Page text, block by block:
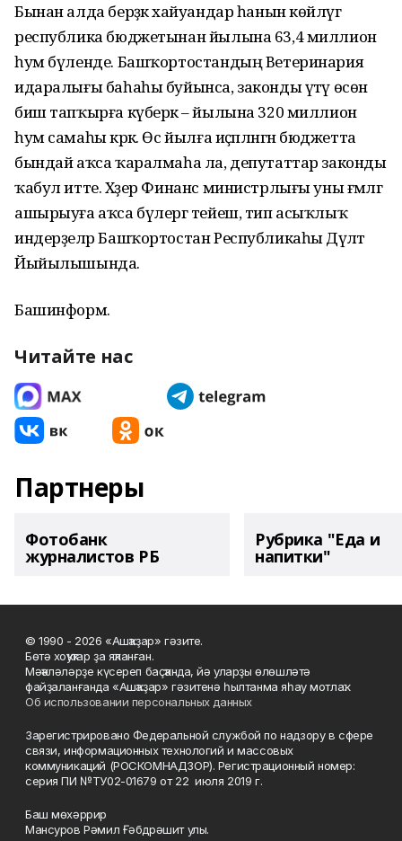
Бынан алда берәҙәк хайуандар һанын көйләүгә
республика бюджетынан йылына 63,4 миллион
һум бүленде. Башҡортостандың Ветеринария
идаралығы баһаһы буйынса, законды үтәү өсөн
биш тапҡырға күберәк – йылына 320 миллион
һум самаһы кәрәк. Өс йылға иҫәпләнгән бюджетта
бындай аҡса ҡаралмаһа ла, депутаттар законды
ҡабул итте. Хәҙер Финанс министрлығы уны ғәмәлгә
ашырыуға аҡса бүлергә тейеш, тип асыҡлыҡ
индерҙеләр Башҡортостан Республикаһы Дәүләт
Йыйылышында.
Башинформ.
Читайте нас
Партнеры
Фотобанк
журналистов РБ
Рубрика "Еда и
напитки"
© 1990 - 2026 «Ашҡаҙар» гәзите.
Бөтә хоҡуҡтар ҙа яҡланған.
Мәҡәләләрҙе күсереп баҫҡанда, йә уларҙы өлөшләтә
файҙаланғанда «Ашҡаҙар» гәзитенә һылтанма яһау мотлаҡ.
Об использовании персональных данных
Зарегистрировано Федеральной службой по надзору в сфере
связи, информационных технологий и массовых
коммуникаций (РОСКОМНАДЗОР). Регистрационный номер:
серия ПИ №ТУ02-01679 от 22 июля 2019 г.
Баш мөхәррир
Мансуров Рәмил Ғәбдрәшит улы.